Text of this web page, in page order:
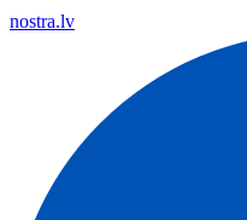
nostra.lv